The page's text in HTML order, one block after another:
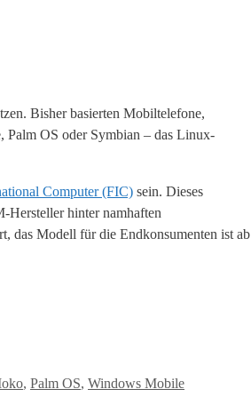
Bisher basierten Mobiltelefone,
Palm OS oder Symbian – das Linux-
Computer (FIC) sein. Dieses
Hersteller hinter namhaften
das Modell für die Endkonsumenten ist ab
, Palm OS, Windows Mobile